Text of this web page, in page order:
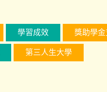
學習成效 獎助學
第三人生大學